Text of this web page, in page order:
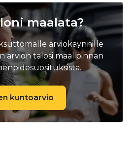
maalata?
arviokäynnille
arvion talosi maalipinnan
kuntoarvio